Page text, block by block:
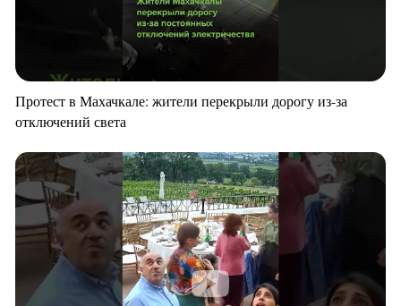
Протест в Махачкале: жители перекрыли дорогу из-за
отключений света